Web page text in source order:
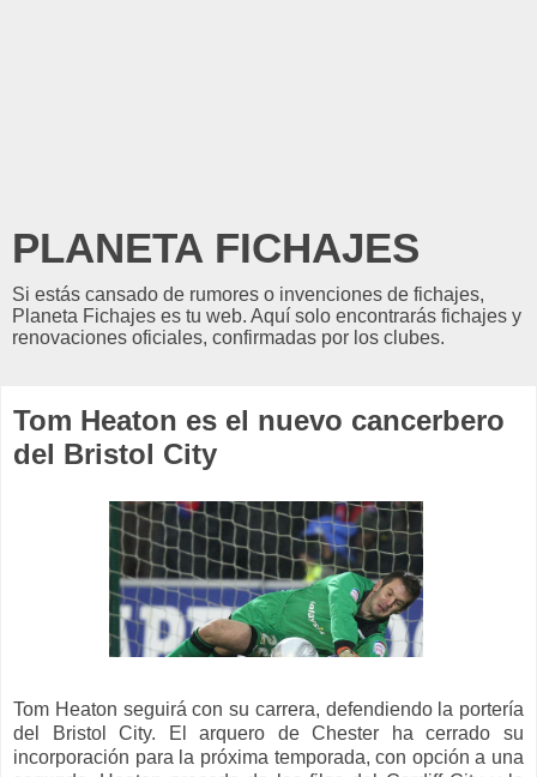
PLANETA FICHAJES
Si estás cansado de rumores o invenciones de fichajes,
Planeta Fichajes es tu web. Aquí solo encontrarás fichajes y
renovaciones oficiales, confirmadas por los clubes.
Tom Heaton es el nuevo cancerbero
del Bristol City
Tom Heaton seguirá con su carrera, defendiendo la portería
del Bristol City. El arquero de Chester ha cerrado su
incorporación para la próxima temporada, con opción a una